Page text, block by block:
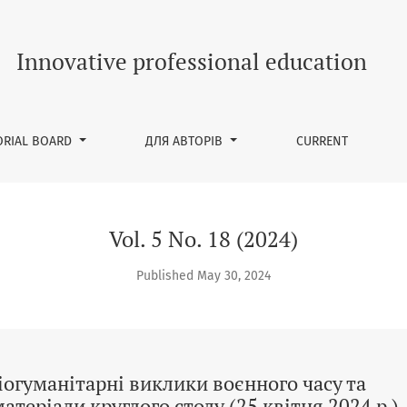
виклики воєнного часу та повоєнного
Innovative professional education
BOARD ДЛЯ АВТОРІВ CURRENT
Vol. 5 No. 18 (2024)
Published May 30, 2024
виклики воєнного часу та